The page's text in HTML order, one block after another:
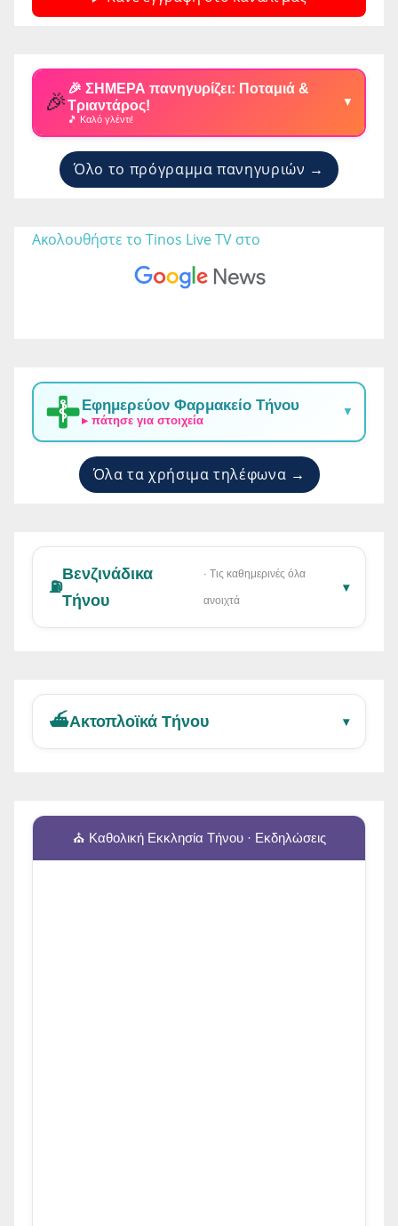
🎉
🎉 ΣΗΜΕΡΑ πανηγυρίζει: Ποταμιά &
Τριαντάρος!
🎵 Καλό γλέντι!
▼
Όλο το πρόγραμμα πανηγυριών →
Ακολουθήστε το Tinos Live TV στο
Εφημερεύον Φαρμακείο Τήνου
▸ πάτησε για στοιχεία
▼
Όλα τα χρήσιμα τηλέφωνα →
⛽
Βενζινάδικα
Τήνου
· Τις καθημερινές όλα
ανοιχτά
▾
⛴️Ακτοπλοϊκά Τήνου ▾
⛪ Καθολική Εκκλησία Τήνου · Εκδηλώσεις